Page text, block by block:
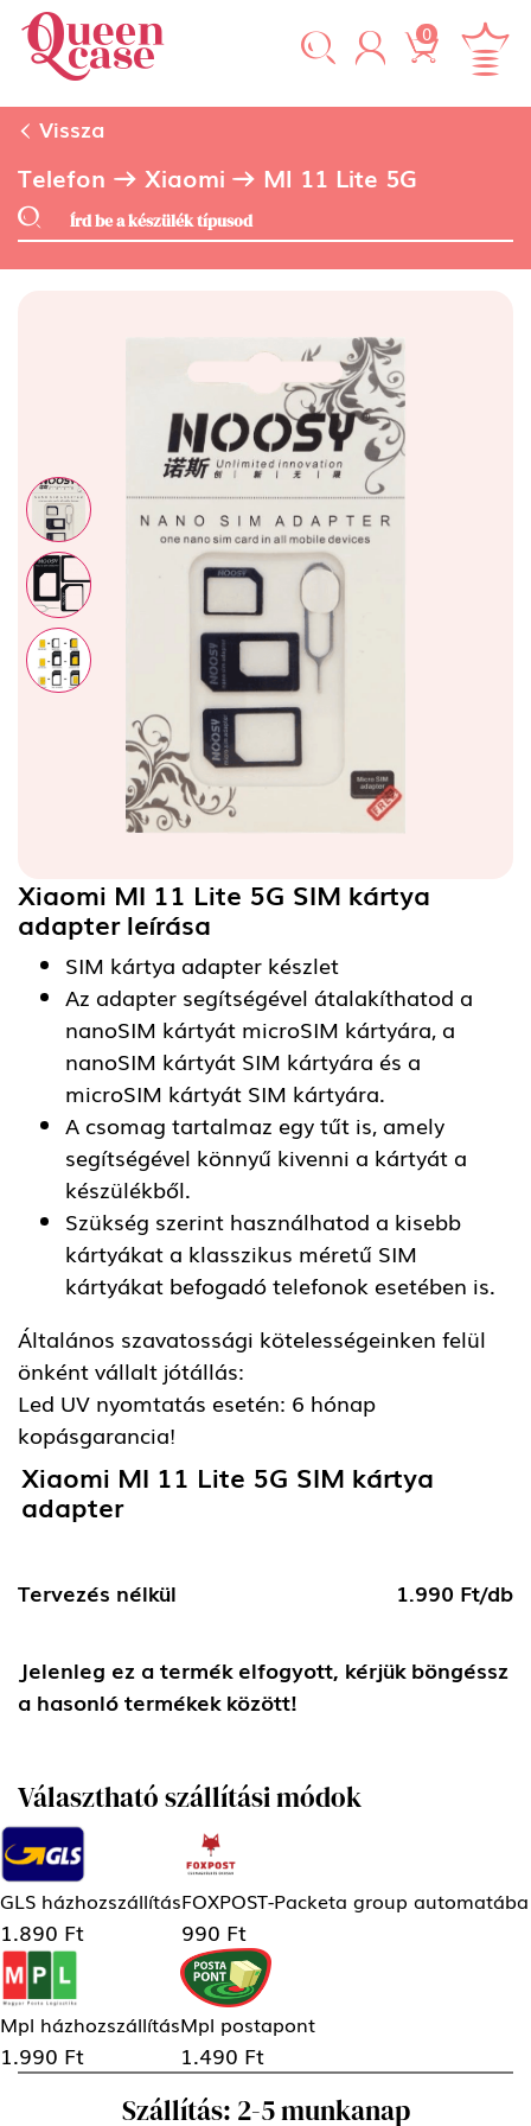
0
Vissza
Telefon Xiaomi MI 11 Lite 5G
Xiaomi MI 11 Lite 5G SIM kártya
adapterleírása
SIM kártya adapter készlet
Az adapter segítségével átalakíthatod a
nanoSIM kártyát microSIM kártyára, a
nanoSIM kártyát SIM kártyára és a
microSIM kártyát SIM kártyára.
A csomag tartalmaz egy tűt is, amely
segítségével könnyű kivenni a kártyát a
készülékből.
Szükség szerint használhatod a kisebb
kártyákat a klasszikus méretű SIM
kártyákat befogadó telefonok esetében is.
Általános szavatossági kötelességeinken felül
önként vállalt jótállás:
Led UV nyomtatás esetén: 6 hónap
kopásgarancia!
Xiaomi MI 11 Lite 5G SIM kártya
adapter
Tervezés nélkül 1.990 Ft/db
Jelenleg ez a termék elfogyott, kérjük böngéssz
a hasonló termékek között!
Választható szállítási módok
GLS házhozszállítás
1.890 Ft
FOXPOST-Packeta group automatába
990 Ft
Mpl házhozszállítás
1.990 Ft
Mpl postapont
1.490 Ft
Szállítás: 2-5 munkanap